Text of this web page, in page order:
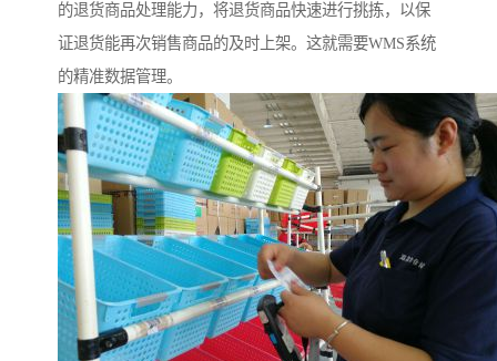
的退货商品处理能力，将退货商品快速进行挑拣，以保
证退货能再次销售商品的及时上架。这就需要WMS系统
的精准数据管理。